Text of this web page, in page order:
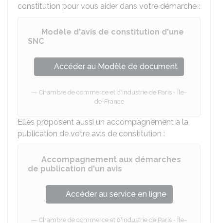
constitution pour vous aider dans votre démarche :
Modèle d'avis de constitution d'une
SNC
Accéder au Modèle de document
Chambre de commerce et d'industrie de Paris - Île-
de-France
Elles proposent aussi un accompagnement à la
publication de votre avis de constitution :
Accompagnement aux démarches
de publication d'un avis
Accéder au service en ligne
Chambre de commerce et d'industrie de Paris - Île-